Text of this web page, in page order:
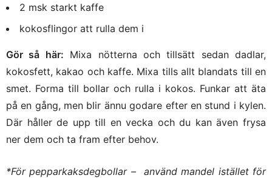
2 msk starkt kaffe
kokosflingor att rulla dem i
Gör så här: Mixa nötterna och tillsätt sedan dadlar,
kokosfett, kakao och kaffe. Mixa tills allt blandats till en
smet. Forma till bollar och rulla i kokos. Funkar att äta
på en gång, men blir ännu godare efter en stund i kylen.
Där håller de upp till en vecka och du kan även frysa
ner dem och ta fram efter behov.
*För pepparkaksdegbollar – använd mandel istället för